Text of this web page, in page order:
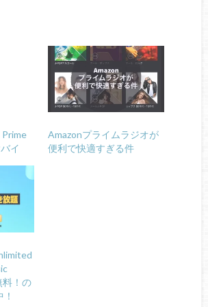
イ
Amazonプライムラジオが
便利で快適すぎる件
！の